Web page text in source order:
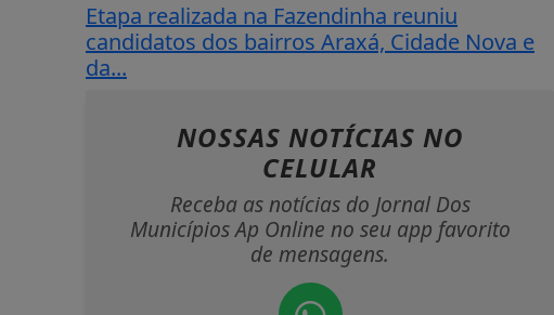
Etapa realizada na Fazendinha reuniu
candidatos dos bairros Araxá, Cidade Nova e
da...
NOSSAS NOTÍCIAS NO
CELULAR
Receba as notícias do Jornal Dos
Municípios Ap Online no seu app favorito
de mensagens.